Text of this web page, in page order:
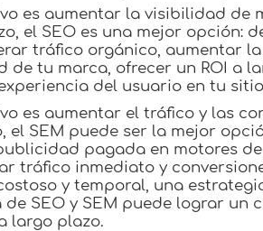
es aumentar la visibilidad de
el SEO es una mejor opción:
tráfico orgánico, aumentar la
de tu marca, ofrecer un ROI a
del usuario en tu
es aumentar el tráfico y las
el SEM puede ser la mejor
pagada en motores
tráfico inmediato y
y temporal, una
SEO y SEM puede lograr un
largo plazo.